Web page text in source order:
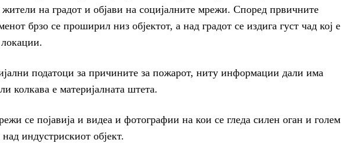
жители на градот и објави на социјалните мрежи. Според првичните
брзо се проширил низ објектот, а над градот се издига густ чад кој е
податоци за причините за пожарот, ниту информации дали има
колкава е материјалната штета.
се појавија и видеа и фотографии на кои се гледа силен оган и голем
индустрискиот објект.